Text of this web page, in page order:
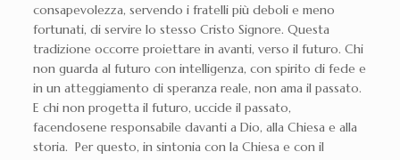
consapevolezza, servendo i fratelli più deboli e meno
fortunati, di servire lo stesso Cristo Signore. Questa
tradizione occorre proiettare in avanti, verso il futuro. Chi
non guarda al futuro con intelligenza, con spirito di fede e
in un atteggiamento di speranza reale, non ama il passato.
E chi non progetta il futuro, uccide il passato,
facendosene responsabile davanti a Dio, alla Chiesa e alla
storia. Per questo, in sintonia con la Chiesa e con il